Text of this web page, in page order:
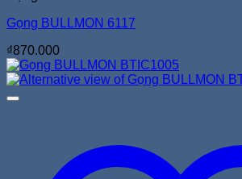
Gọng BULLMON 6117
₫870.000